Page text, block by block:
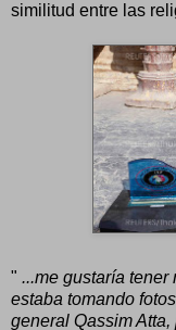
similitud entre las
" ...me gustaría
estaba tomando
general Qassim